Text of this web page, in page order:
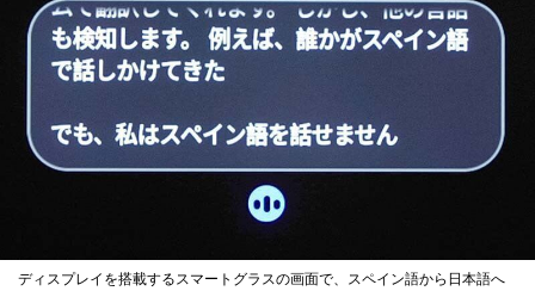
ディスプレイを搭載するスマートグラスの画面で、スペイン語から日本語へ